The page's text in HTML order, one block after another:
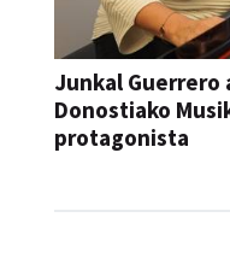
Junkal Guerrero
Donostiako
protagonista